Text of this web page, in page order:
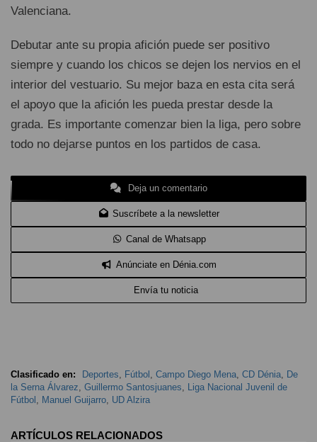
Valenciana.
Debutar ante su propia afición puede ser positivo
siempre y cuando los chicos se dejen los nervios en el
interior del vestuario. Su mejor baza en esta cita será
el apoyo que la afición les pueda prestar desde la
grada. Es importante comenzar bien la liga, pero sobre
todo no dejarse puntos en los partidos de casa.
Deja un comentario
Suscríbete a la newsletter
Canal de Whatsapp
Anúnciate en Dénia.com
Envía tu noticia
Clasificado en: Deportes Fútbol Campo Diego Mena CD Dénia
De
la Serna Álvarez Guillermo Santosjuanes
Liga Nacional Juvenil de
Fútbol
Manuel Guijarro UD Alzira
ARTÍCULOS RELACIONADOS